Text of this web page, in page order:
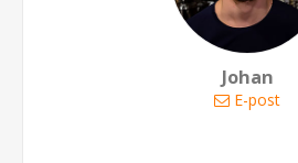
Johan
E-post